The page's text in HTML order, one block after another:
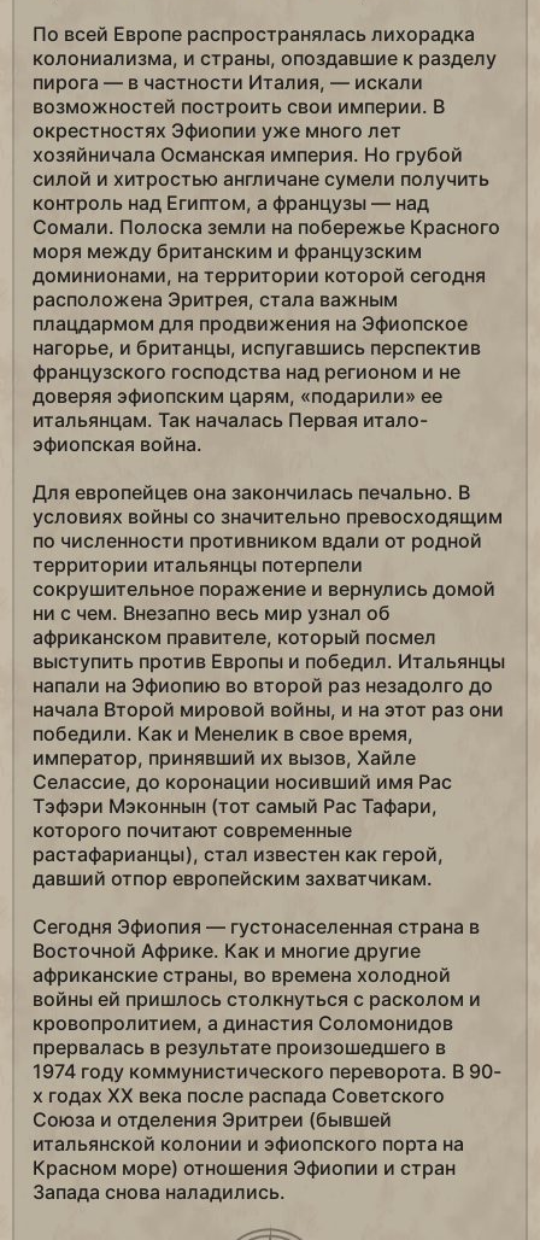
По всей Европе распространялась лихорадка
колониализма, и страны, опоздавшие к разделу
пирога — в частности Италия, — искали
возможностей построить свои империи. В
окрестностях Эфиопии уже много лет
хозяйничала Османская империя. Но грубой
силой и хитростью англичане сумели получить
контроль над Египтом, а французы — над
Сомали. Полоска земли на побережье Красного
моря между британским и французским
доминионами, на территории которой сегодня
расположена Эритрея, стала важным
плацдармом для продвижения на Эфиопское
нагорье, и британцы, испугавшись перспектив
французского господства над регионом и не
доверяя эфиопским царям, «подарили» ее
итальянцам. Так началась Первая итало-
эфиопская война.
Для европейцев она закончилась печально. В
условиях войны со значительно превосходящим
по численности противником вдали от родной
территории итальянцы потерпели
сокрушительное поражение и вернулись домой
ни с чем. Внезапно весь мир узнал об
африканском правителе, который посмел
выступить против Европы и победил. Итальянцы
напали на Эфиопию во второй раз незадолго до
начала Второй мировой войны, и на этот раз они
победили. Как и Менелик в свое время,
император, принявший их вызов, Хайле
Селассие, до коронации носивший имя Рас
Тэфэри Мэконнын (тот самый Рас Тафари,
которого почитают современные
растафарианцы), стал известен как герой,
давший отпор европейским захватчикам.
Сегодня Эфиопия — густонаселенная страна в
Восточной Африке. Как и многие другие
африканские страны, во времена холодной
войны ей пришлось столкнуться с расколом и
кровопролитием, а династия Соломонидов
прервалась в результате произошедшего в
1974 году коммунистического переворота. В 90-
х годах XX века после распада Советского
Союза и отделения Эритреи (бывшей
итальянской колонии и эфиопского порта на
Красном море) отношения Эфиопии и стран
Запада снова наладились.